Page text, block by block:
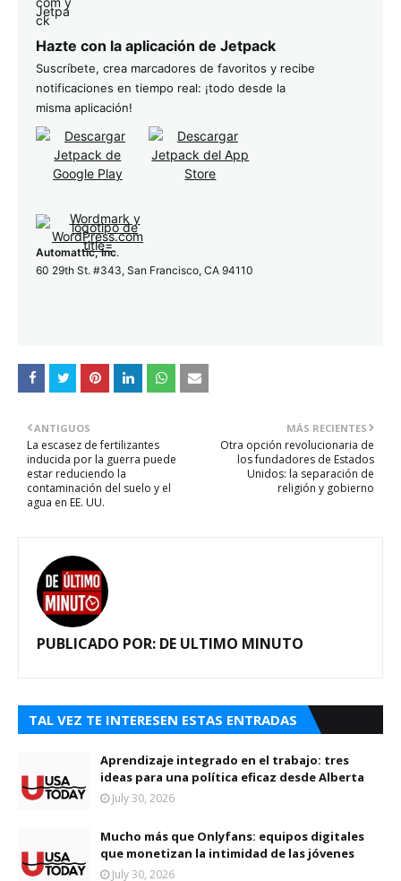
Hazte con la aplicación de Jetpack
Suscríbete, crea marcadores de favoritos y recibe
notificaciones en tiempo real: ¡todo desde la
misma aplicación!
Automattic, Inc.
60 29th St. #343, San Francisco, CA 94110
MÁS RECIENTES
Otra opción revolucionaria de
los fundadores de Estados
Unidos: la separación de
religión y gobierno
ANTIGUOS
La escasez de fertilizantes
inducida por la guerra puede
estar reduciendo la
contaminación del suelo y el
agua en EE. UU.
PUBLICADO POR: DE ULTIMO MINUTO
TAL VEZ TE INTERESEN ESTAS ENTRADAS
Aprendizaje integrado en el trabajo: tres
ideas para una política eficaz desde Alberta
July 30, 2026
Mucho más que Onlyfans: equipos digitales
que monetizan la intimidad de las jóvenes
July 30, 2026